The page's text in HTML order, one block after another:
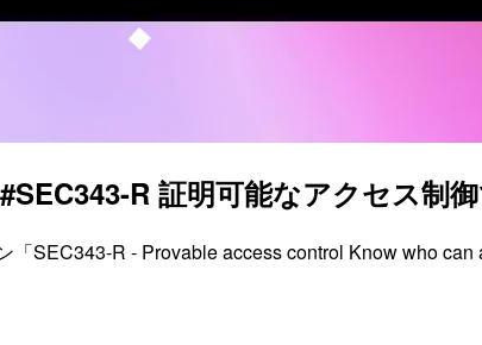
R 証明可能なアクセス制
SEC343-R - Provable access control Know who can